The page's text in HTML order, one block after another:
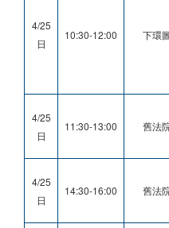
4/25
日
10:30-12:00 下環
4/25
日
11:30-13:00 舊法
4/25
日
14:30-16:00 舊法